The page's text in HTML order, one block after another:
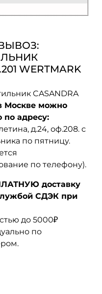
WERTMARK
CASANDRA
Москве можно
по адресу:
д.24, оф.208. с
по пятницу.
по телефону).
доставку
СДЭК при
до 5000₽
по